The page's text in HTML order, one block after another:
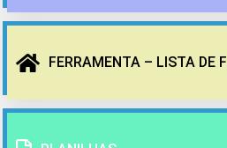
FERRAMENTA – LISTA DE FII